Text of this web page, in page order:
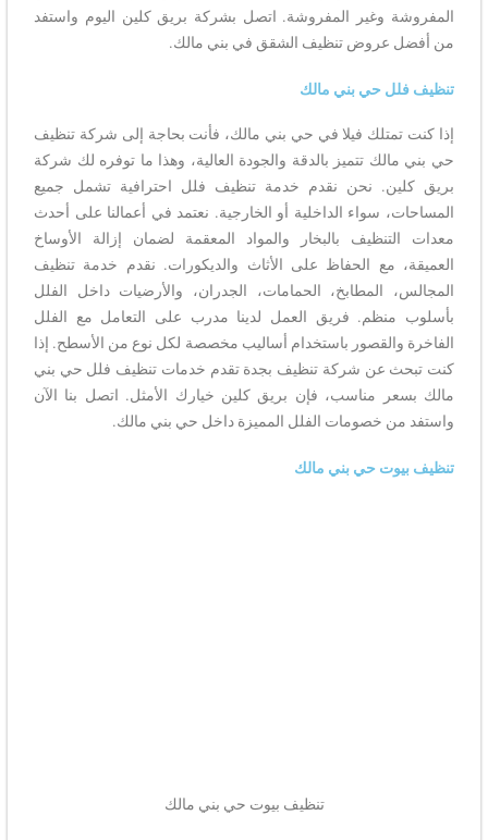
المفروشة وغير المفروشة. اتصل بشركة بريق كلين اليوم واستفد
من أفضل عروض تنظيف الشقق في بني مالك.
تنظيف فلل حي بني مالك
إذا كنت تمتلك فيلا في حي بني مالك، فأنت بحاجة إلى شركة تنظيف
حي بني مالك تتميز بالدقة والجودة العالية، وهذا ما توفره لك شركة
بريق كلين. نحن نقدم خدمة تنظيف فلل احترافية تشمل جميع
المساحات، سواء الداخلية أو الخارجية. نعتمد في أعمالنا على أحدث
معدات التنظيف بالبخار والمواد المعقمة لضمان إزالة الأوساخ
العميقة، مع الحفاظ على الأثاث والديكورات. نقدم خدمة تنظيف
المجالس، المطابخ، الحمامات، الجدران، والأرضيات داخل الفلل
بأسلوب منظم. فريق العمل لدينا مدرب على التعامل مع الفلل
الفاخرة والقصور باستخدام أساليب مخصصة لكل نوع من الأسطح. إذا
كنت تبحث عن شركة تنظيف بجدة تقدم خدمات تنظيف فلل حي بني
مالك بسعر مناسب، فإن بريق كلين خيارك الأمثل. اتصل بنا الآن
واستفد من خصومات الفلل المميزة داخل حي بني مالك.
تنظيف بيوت حي بني مالك
تنظيف بيوت حي بني مالك